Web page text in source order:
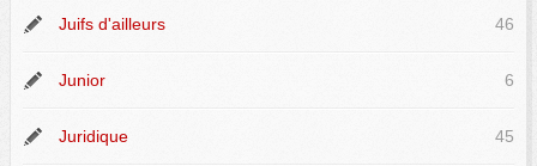
Juifs d'ailleurs 46
Junior 6
Juridique 45